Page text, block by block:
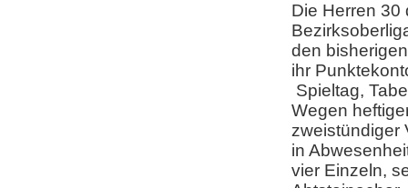
Die Herren 30
den
ihr
Spieltag,
Wegen
zweistündiger
in
vier Einzeln,